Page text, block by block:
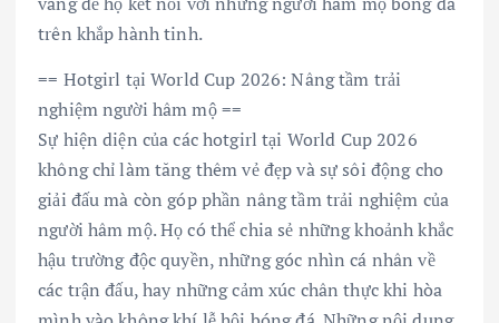
trên khắp hành tinh.
== Hotgirl tại World Cup 2026: Nâng tầm trải
nghiệm người hâm mộ ==
Sự hiện diện của các hotgirl tại World Cup 2026
không chỉ làm tăng thêm vẻ đẹp và sự sôi động cho
giải đấu mà còn góp phần nâng tầm trải nghiệm của
người hâm mộ. Họ có thể chia sẻ những khoảnh khắc
hậu trường độc quyền, những góc nhìn cá nhân về
các trận đấu, hay những cảm xúc chân thực khi hòa